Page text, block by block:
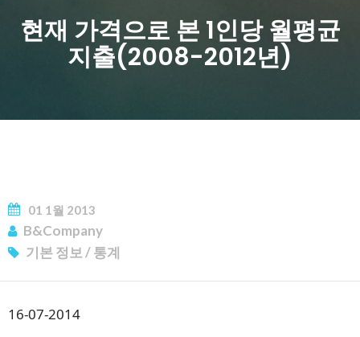
현재 가격으로 본 1인당 월평균
지출(2008-2012년)
01 1월 2013
B&Company
기본 정보 /통계
16-07-2014
뉴스레터 구독